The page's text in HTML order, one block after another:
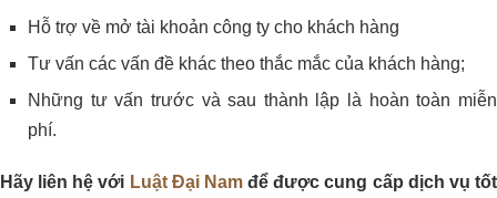
Hỗ trợ về mở tài khoản công ty cho khách hàng
Tư vấn các vấn đề khác theo thắc mắc của khách hàng;
Những tư vấn trước và sau thành lập là hoàn toàn miễn
phí.
Hãy liên hệ với Luật Đại Nam để được cung cấp dịch vụ tốt